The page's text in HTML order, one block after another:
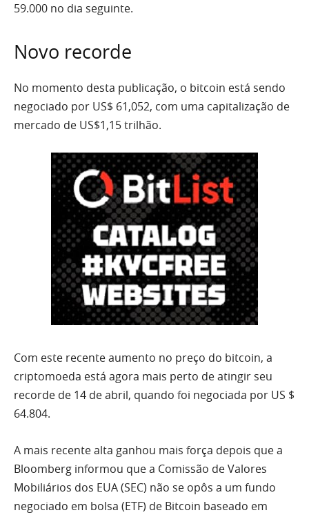
59.000 no dia seguinte.
Novo recorde
No momento desta publicação, o bitcoin está sendo
negociado por US$ 61,052, com uma capitalização de
mercado de US$1,15 trilhão.
Com este recente aumento no preço do bitcoin, a
criptomoeda está agora mais perto de atingir seu
recorde de 14 de abril, quando foi negociada por US $
64.804.
A mais recente alta ganhou mais força depois que a
Bloomberg informou que a Comissão de Valores
Mobiliários dos EUA (SEC) não se opôs a um fundo
negociado em bolsa (ETF) de Bitcoin baseado em